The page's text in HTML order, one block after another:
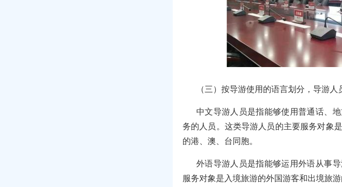
（三）按导游使用的语言划分，导游
中文导游人员是指能够使用普通话、
务的人员。这类导游人员的主要服务对象
的港、澳、台同胞。
外语导游人员是指能够运用外语从事
服务对象是入境旅游的外国游客和出境旅游